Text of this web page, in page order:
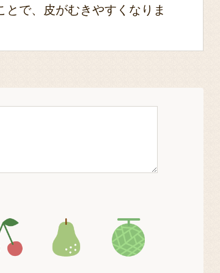
で、皮がむきやすくなりま
5 アイコン6 アイコン7